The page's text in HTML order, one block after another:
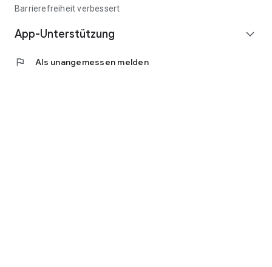
Barrierefreiheit verbessert
App-Unterstützung expand_more
flag Als unangemessen melden